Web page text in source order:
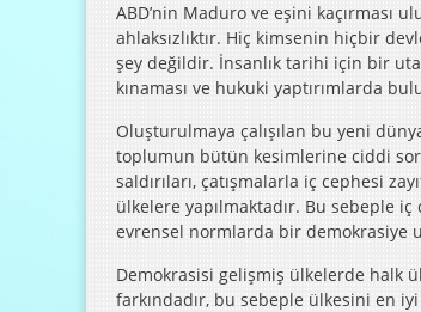
ABD’nin Maduro ve eşini kaçırması
ahlaksızlıktır. Hiç kimsenin hiçbir
şey değildir. İnsanlık tarihi için bir
kınaması ve hukuki yaptırımlarda
Oluşturulmaya çalışılan bu yeni
toplumun bütün kesimlerine ciddi
saldırıları, çatışmalarla iç cephesi
ülkelere yapılmaktadır. Bu sebeple
evrensel normlarda bir demokrasiye
Demokrasisi gelişmiş ülkelerde halk
farkındadır, bu sebeple ülkesini en